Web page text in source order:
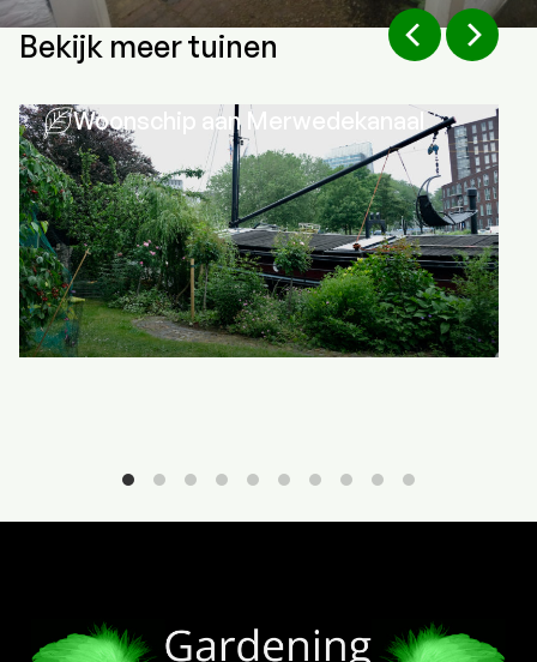
Bekijk meer tuinen
Woonschip aan Merwedekanaal